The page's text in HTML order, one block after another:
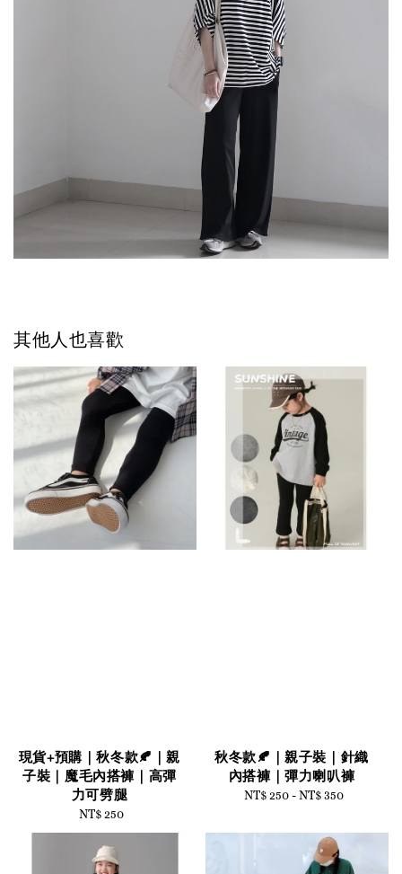
其他人也喜歡
現貨+預購｜秋冬款🍂｜親
子裝｜魔毛內搭褲｜高彈
力可劈腿
Regular
price
NT$ 250
秋冬款🍂｜親子裝｜針織
內搭褲｜彈力喇叭褲
Regular
NT$ 250-NT$ 350